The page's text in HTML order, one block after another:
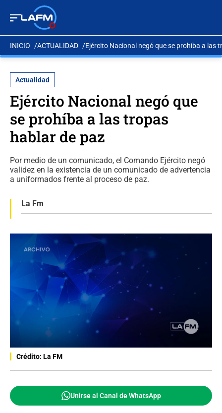
INICIO ACTUALIDAD Ejército Nacional negó que se prohíba a las
Actualidad
Ejército Nacional negó que
se prohíba a las tropas
hablar de paz
Por medio de un comunicado, el Comando Ejército negó
validez en la existencia de un comunicado de advertencia
a uniformados frente al proceso de paz.
La Fm
Crédito: La FM
Unirse al Canal de WhatsApp